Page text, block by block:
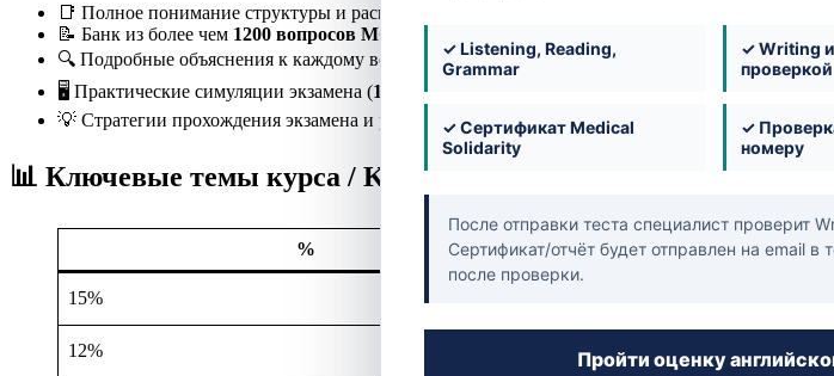
✓ Listening, Reading,
Grammar
✓ Writing
проверкой
✓ Сертификат Medical
Solidarity
✓
номеру
После отправки теста специалист проверит
Сертификат/отчёт будет отправлен на email в
после проверки.
Пройти оценку
МЕДИЦИНСКИЕ
ЯЗЫКОВЫЕ ЭКЗАМЕНЫ
ПОДСКАЗКИ И ПОМОЩЬ ПРИ
БАХРЕЙН
КУВЕЙТ
КАТАР
📑 Полное понимание структуры и распределения тем экзамена
📝 Банк из более чем 1200 вопросов MCQ
🔍 Подробные объяснения к каждому вопросу (правильные и неправильные ответы)
🖥️ Практические симуляции экзамена (150 вопросов / 150 минут
💡 Стратегии прохождения экзамена и разбор частых ошибок
📊 Ключевые темы курса / Key Topics – DHA GP Exam Blueprint
% English (Official
15%
12% 🌬️ Respiratory